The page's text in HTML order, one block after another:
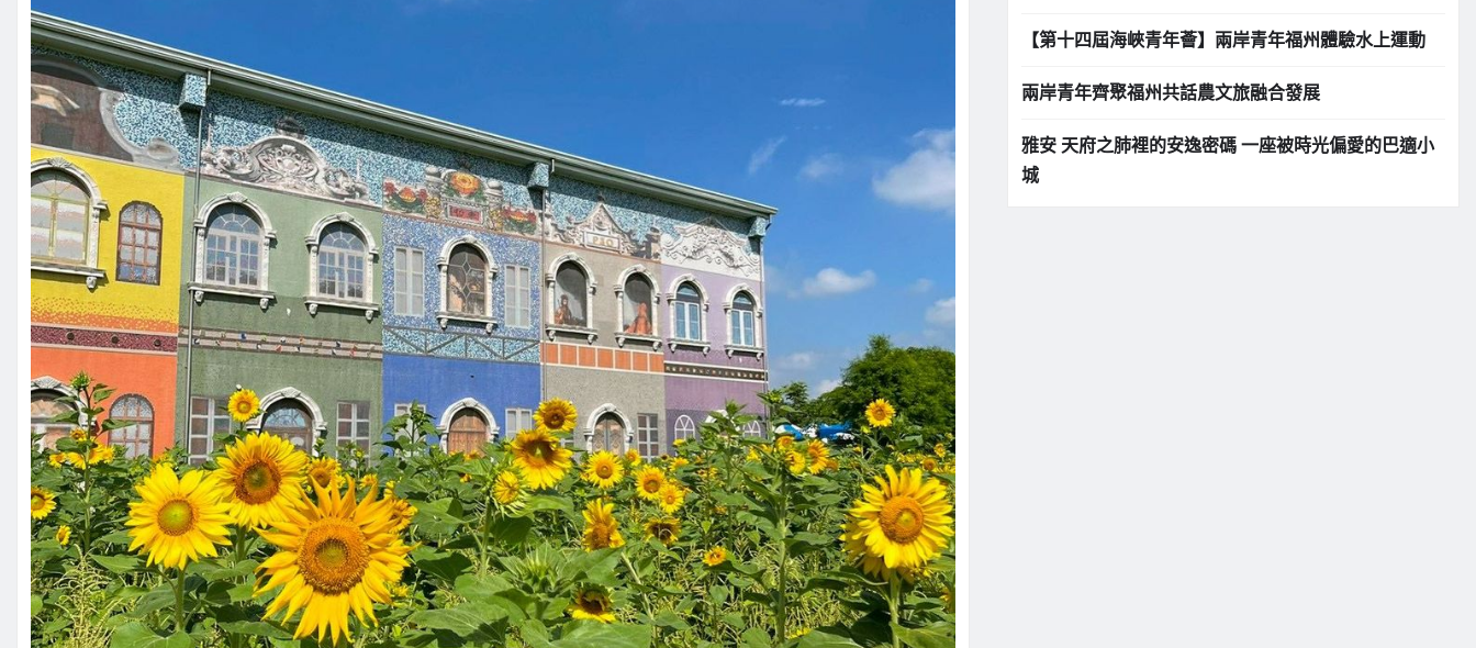
【第十四屆海峽青年薈】兩岸青年福州體驗水上運動
兩岸青年齊聚福州共話農文旅融合發展
雅安 天府之肺裡的安逸密碼 一座被時光偏愛的巴適小
城